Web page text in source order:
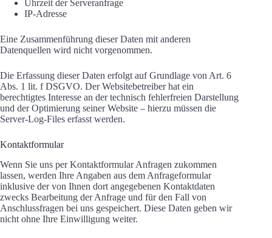
Uhrzeit der Serveranfrage
IP-Adresse
Eine Zusammenführung dieser Daten mit anderen
Datenquellen wird nicht vorgenommen.
Die Erfassung dieser Daten erfolgt auf Grundlage von Art. 6
Abs. 1 lit. f DSGVO. Der Websitebetreiber hat ein
berechtigtes Interesse an der technisch fehlerfreien Darstellung
und der Optimierung seiner Website – hierzu müssen die
Server-Log-Files erfasst werden.
Kontaktformular
Wenn Sie uns per Kontaktformular Anfragen zukommen
lassen, werden Ihre Angaben aus dem Anfrageformular
inklusive der von Ihnen dort angegebenen Kontaktdaten
zwecks Bearbeitung der Anfrage und für den Fall von
Anschlussfragen bei uns gespeichert. Diese Daten geben wir
nicht ohne Ihre Einwilligung weiter.